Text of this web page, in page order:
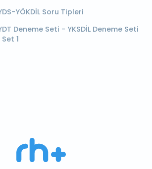
YÖKDİL Soru Tipleri
Deneme Seti - YKSDİL Deneme Seti
Set 1